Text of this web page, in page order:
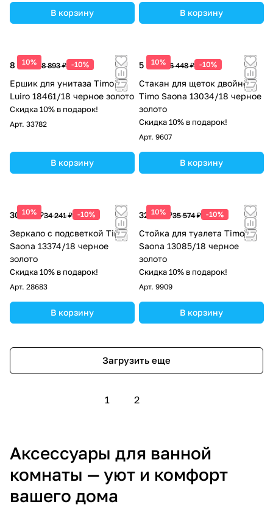
В корзину В корзину
10%
8 004 ₽ 8 893 ₽ -10%
Ершик для унитаза Timo
Luiro 18461/18 черное золото
Скидка 10% в подарок!
Арт. 33782
В корзину
10%
5 803 ₽ 6 448 ₽ -10%
Стакан для щеток двойной
Timo Saona 13034/18 черное
золото
Скидка 10% в подарок!
Арт. 9607
В корзину
10%
30 817 ₽34 241 ₽ -10%
Зеркало с подсветкой Timo
Saona 13374/18 черное
золото
Скидка 10% в подарок!
Арт. 28683
В корзину
10%
32 017 ₽35 574 ₽ -10%
Стойка для туалета Timo
Saona 13085/18 черное
золото
Скидка 10% в подарок!
Арт. 9909
В корзину
Загрузить еще
1 2
Аксессуары для ванной
комнаты — уют и комфорт
вашего дома